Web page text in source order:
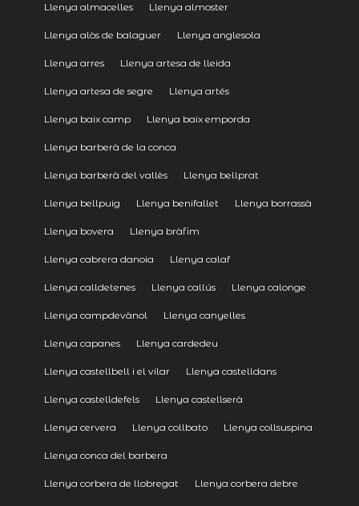
Llenya almacelles Llenya almoster
Llenya alòs de balaguer Llenya anglesola
Llenya arres Llenya artesa de lleida
Llenya artesa de segre Llenya artés
Llenya baix camp Llenya baix emporda
Llenya barberà de la conca
Llenya barberà del vallès Llenya bellprat
Llenya bellpuig Llenya benifallet Llenya borrassà
Llenya bovera Llenya bràfim
Llenya cabrera danoia Llenya calaf
Llenya calldetenes Llenya callús Llenya calonge
Llenya campdevànol Llenya canyelles
Llenya capanes Llenya cardedeu
Llenya castellbell i el vilar Llenya castelldans
Llenya castelldefels Llenya castellserà
Llenya cervera Llenya collbato Llenya collsuspina
Llenya conca del barbera
Llenya corbera de llobregat Llenya corbera debre